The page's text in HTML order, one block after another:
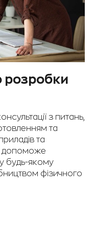
розробки
з питань,
та
та
допоможе
будь-якому
фізичного